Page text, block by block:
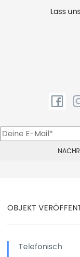
Lass
OBJEKT
Telefonisch